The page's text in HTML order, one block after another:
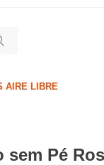
AIRE LIBRE
sem Pé